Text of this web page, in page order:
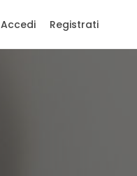
Accedi Registrati